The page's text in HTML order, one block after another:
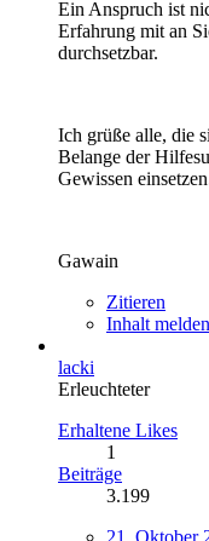
Ein Anspruch ist
Erfahrung mit an
durchsetzbar.
Ich grüße alle, die
Belange der
Gewissen
Gawain
Zitieren
Inhalt melden
lacki
Erleuchteter
Erhaltene Likes
1
Beiträge
3.199
21. Oktober